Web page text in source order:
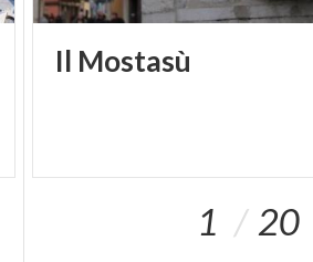
Romanino: l’opera giovanile
e Santi, sopra il quarto altare a
della Vergine nella parete sinistra
Il Mostasù
1 20